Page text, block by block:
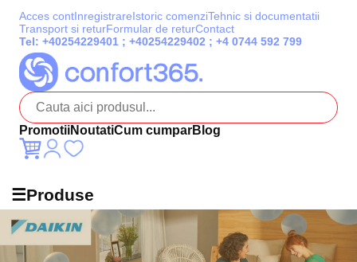
Acces contInregistrareIstoric comenziTehnic si documentatii
Transport si returFormular de returContact
Tel: +40254229401 ; +40254229402 ; +4 0744 592 799
PromotiiNoutatiCum cumparBlog
☰Produse